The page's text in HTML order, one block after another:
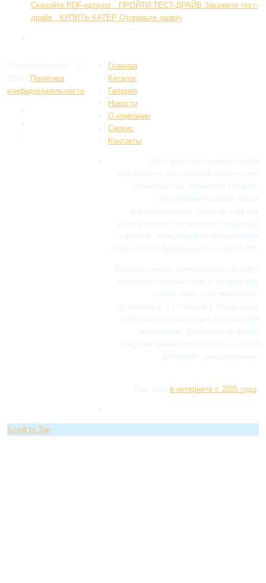
Скачайте PDF-каталог . ПРОЙТИ ТЕСТ-ДРАЙВ Закажите тест-
драйв . КУПИТЬ КАТЕР Отправьте заявку
Christy Hovercraft
2026
Политикa
конфиденциальности
Главная
Каталог
Галерея
Новости
О компании
Сервис
Контакты
Вся представленная на сайте
информация, касающаяся технических
характеристик, стоимости товаров,
фотографий товаров, носит
информационный характер и ни при
каких условиях не является публичной
офертой, определяемой положениями
Статьи 437(2) Гражданского кодекса РФ.
Все материалы, размещенные на сайте
являются собственностью владельцев
сайта, либо собственностью
организаций, с которыми у владельцев
сайта есть соглашение о размещении
материалов. Копирование любой
информации может повлечь за собой
уголовное преследование.
Наш сайт в интернете с 2005 года.
Scroll to Top